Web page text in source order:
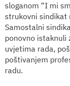
sloganom “I mi
strukovni sindikat
Samostalni
ponovno istaknuli
uvjetima rada,
poštivanjem
radu.